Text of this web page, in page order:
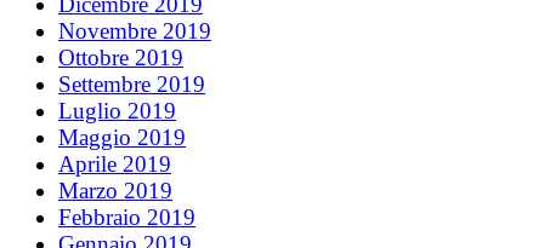
Novembre 2019
Ottobre 2019
Settembre 2019
Luglio 2019
Maggio 2019
Aprile 2019
Marzo 2019
Febbraio 2019